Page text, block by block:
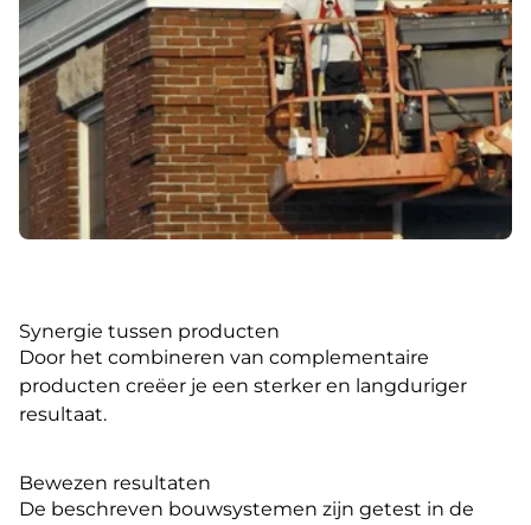
Synergie tussen producten
Door het combineren van complementaire
producten creëer je een sterker en langduriger
resultaat.
Bewezen resultaten
De beschreven bouwsystemen zijn getest in de